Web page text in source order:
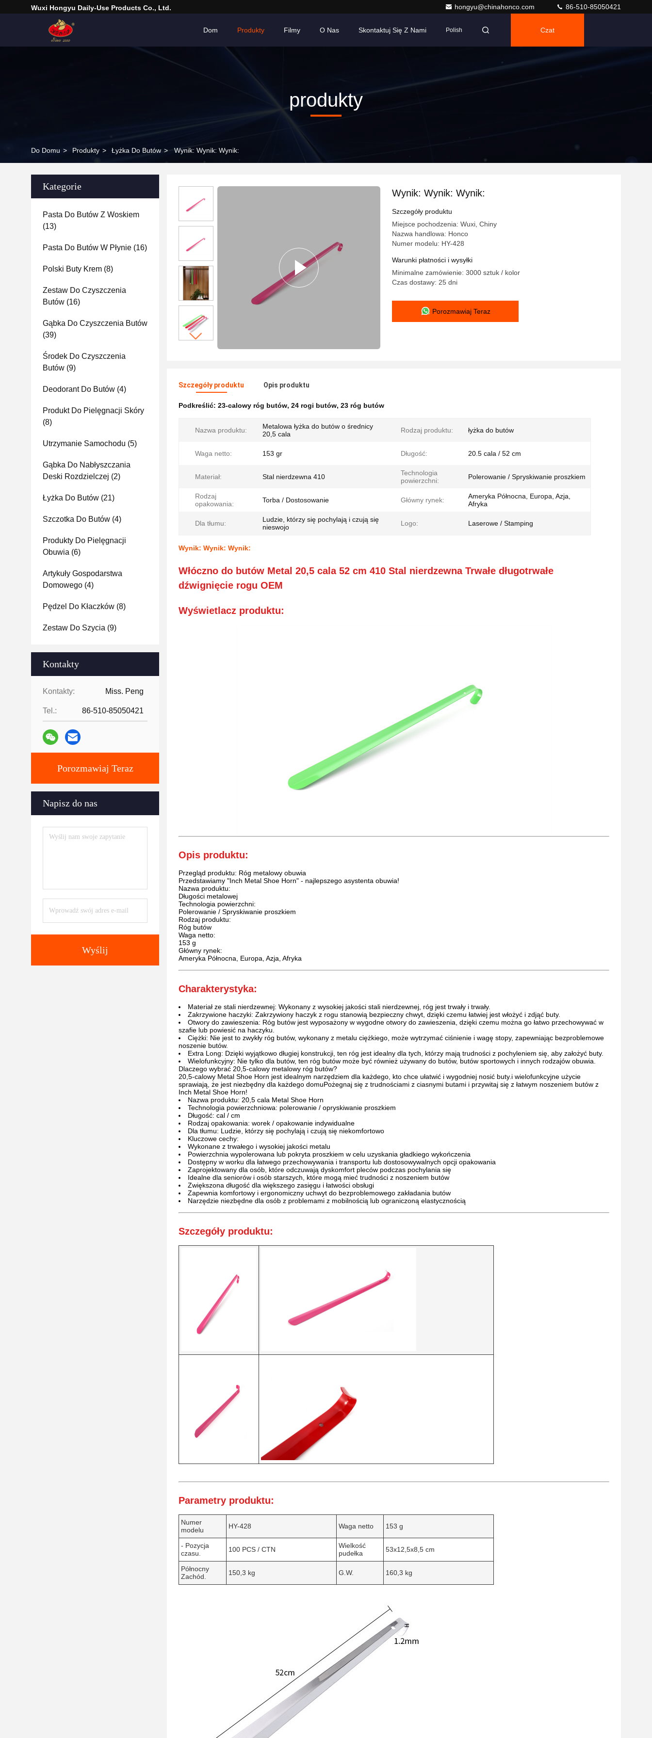
Wuxi Hongyu Daily-Use Products Co., Ltd. hongyu@chinahonco.com 86-510-85050421
Dom Produkty Filmy O Nas Skontaktuj Się Z Nami Polish Czat
produkty
Do Domu > Produkty > Łyżka Do Butów > Wynik: Wynik: Wynik:
Kategorie
Pasta Do Butów Z Woskiem
(13)
Pasta Do Butów W Płynie (16)
Polski Buty Krem (8)
Zestaw Do Czyszczenia
Butów (16)
Gąbka Do Czyszczenia Butów
(39)
Środek Do Czyszczenia
Butów (9)
Deodorant Do Butów (4)
Produkt Do Pielęgnacji Skóry
(8)
Utrzymanie Samochodu (5)
Gąbka Do Nabłyszczania
Deski Rozdzielczej (2)
Łyżka Do Butów (21)
Szczotka Do Butów (4)
Produkty Do Pielęgnacji
Obuwia (6)
Artykuły Gospodarstwa
Domowego (4)
Pędzel Do Kłaczków (8)
Zestaw Do Szycia (9)
Kontakty
Kontakty: Miss. Peng
Tel.: 86-510-85050421
Porozmawiaj Teraz
Napisz do nas
Wyślij
Wynik: Wynik: Wynik:
Szczegóły produktu
Miejsce pochodzenia: Wuxi, Chiny
Nazwa handlowa: Honco
Numer modelu: HY-428
Warunki płatności i wysyłki
Minimalne zamówienie: 3000 sztuk / kolor
Czas dostawy: 25 dni
Porozmawiaj Teraz
Szczegóły produktu Opis produktu
Podkreślić: 23-calowy róg butów, 24 rogi butów, 23 róg butów
Nazwa produktu:
Metalowa łyżka do butów o średnicy
20,5 cala
Rodzaj produktu: łyżka do butów
Waga netto: 153 gr Długość: 20.5 cala / 52 cm
Materiał: Stal nierdzewna 410
Technologia
powierzchni:
Polerowanie / Spryskiwanie proszkiem
Rodzaj
opakowania:
Torba / Dostosowanie Główny rynek:
Ameryka Północna, Europa, Azja,
Afryka
Dla tłumu:
Ludzie, którzy się pochylają i czują się
nieswojo
Logo: Laserowe / Stamping
Wynik: Wynik: Wynik:
Włóczno do butów Metal 20,5 cala 52 cm 410 Stal nierdzewna Trwałe długotrwałe
dźwignięcie rogu OEM
Wyświetlacz produktu:
Opis produktu:
Przegląd produktu: Róg metalowy obuwia
Przedstawiamy "Inch Metal Shoe Horn" - najlepszego asystenta obuwia!
Nazwa produktu:
Długości metalowej
Technologia powierzchni:
Polerowanie / Spryskiwanie proszkiem
Rodzaj produktu:
Róg butów
Waga netto:
153 g
Główny rynek:
Ameryka Północna, Europa, Azja, Afryka
Charakterystyka:
Materiał ze stali nierdzewnej: Wykonany z wysokiej jakości stali nierdzewnej, róg jest trwały i trwały.
Zakrzywione haczyki: Zakrzywiony haczyk z rogu stanowią bezpieczny chwyt, dzięki czemu łatwiej jest włożyć i zdjąć buty.
Otwory do zawieszenia: Róg butów jest wyposażony w wygodne otwory do zawieszenia, dzięki czemu można go łatwo przechowywać w
szafie lub powiesić na haczyku.
Ciężki: Nie jest to zwykły róg butów, wykonany z metalu ciężkiego, może wytrzymać ciśnienie i wagę stopy, zapewniając bezproblemowe
noszenie butów.
Extra Long: Dzięki wyjątkowo długiej konstrukcji, ten róg jest idealny dla tych, którzy mają trudności z pochyleniem się, aby założyć buty.
Wielofunkcyjny: Nie tylko dla butów, ten róg butów może być również używany do butów, butów sportowych i innych rodzajów obuwia.
Dlaczego wybrać 20,5-calowy metalowy róg butów?
20,5-calowy Metal Shoe Horn jest idealnym narzędziem dla każdego, kto chce ułatwić i wygodniej nosić buty.i wielofunkcyjne użycie
sprawiają, że jest niezbędny dla każdego domuPożegnaj się z trudnościami z ciasnymi butami i przywitaj się z łatwym noszeniem butów z
Inch Metal Shoe Horn!
Nazwa produktu: 20,5 cala Metal Shoe Horn
Technologia powierzchniowa: polerowanie / opryskiwanie proszkiem
Długość: cal / cm
Rodzaj opakowania: worek / opakowanie indywidualne
Dla tłumu: Ludzie, którzy się pochylają i czują się niekomfortowo
Kluczowe cechy:
Wykonane z trwałego i wysokiej jakości metalu
Powierzchnia wypolerowana lub pokryta proszkiem w celu uzyskania gładkiego wykończenia
Dostępny w worku dla łatwego przechowywania i transportu lub dostosowywalnych opcji opakowania
Zaprojektowany dla osób, które odczuwają dyskomfort pleców podczas pochylania się
Idealne dla seniorów i osób starszych, które mogą mieć trudności z noszeniem butów
Zwiększona długość dla większego zasięgu i łatwości obsługi
Zapewnia komfortowy i ergonomiczny uchwyt do bezproblemowego zakładania butów
Narzędzie niezbędne dla osób z problemami z mobilnością lub ograniczoną elastycznością
Szczegóły produktu:
Parametry produktu:
Numer
modelu
HY-428 Waga netto 153 g
- Pozycja
czasu.
100 PCS / CTN
Wielkość
pudełka
53x12,5x8,5 cm
Północny
Zachód.
150,3 kg G.W. 160,3 kg